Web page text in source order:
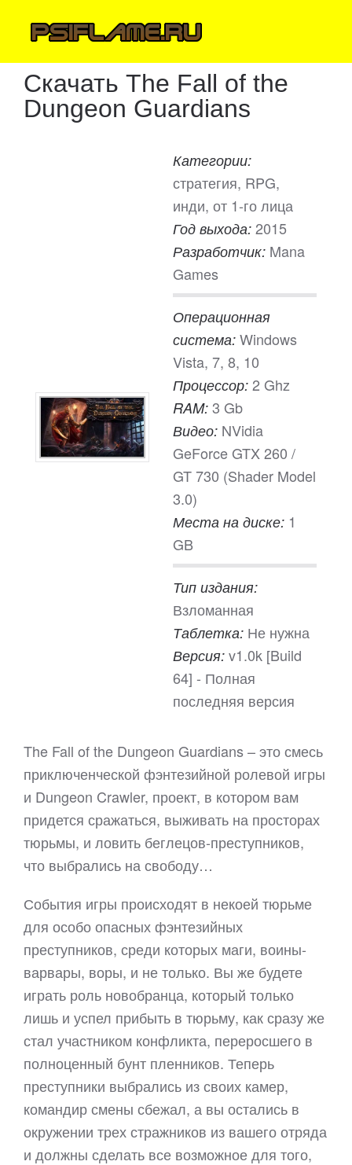
Скачать The Fall of the
Dungeon Guardians
Категории:
стратегия, RPG,
инди, от 1-го лица
Год выхода: 2015
Разработчик: Mana
Games
Операционная
система: Windows
Vista, 7, 8, 10
Процессор: 2 Ghz
RAM: 3 Gb
Видео: NVidia
GeForce GTX 260 /
GT 730 (Shader Model
3.0)
Места на диске: 1
GB
Тип издания:
Взломанная
Таблетка: Не нужна
Версия: v1.0k [Build
64] - Полная
последняя версия
The Fall of the Dungeon Guardians – это смесь
приключенческой фэнтезийной ролевой игры
и Dungeon Crawler, проект, в котором вам
придется сражаться, выживать на просторах
тюрьмы, и ловить беглецов-преступников,
что выбрались на свободу…
События игры происходят в некоей тюрьме
для особо опасных фэнтезийных
преступников, среди которых маги, воины-
варвары, воры, и не только. Вы же будете
играть роль новобранца, который только
лишь и успел прибыть в тюрьму, как сразу же
стал участником конфликта, переросшего в
полноценный бунт пленников. Теперь
преступники выбрались из своих камер,
командир смены сбежал, а вы остались в
окружении трех стражников из вашего отряда
и должны сделать все возможное для того,